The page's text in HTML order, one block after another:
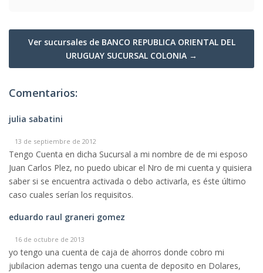
Ver sucursales de BANCO REPUBLICA ORIENTAL DEL
URUGUAY SUCURSAL COLONIA →
Comentarios:
julia sabatini
13 de septiembre de 2012
Tengo Cuenta en dicha Sucursal a mi nombre de de mi esposo
Juan Carlos Plez, no puedo ubicar el Nro de mi cuenta y quisiera
saber si se encuentra activada o debo activarla, es éste último
caso cuales serían los requisitos.
eduardo raul graneri gomez
16 de octubre de 2013
yo tengo una cuenta de caja de ahorros donde cobro mi
jubilacion ademas tengo una cuenta de deposito en Dolares,